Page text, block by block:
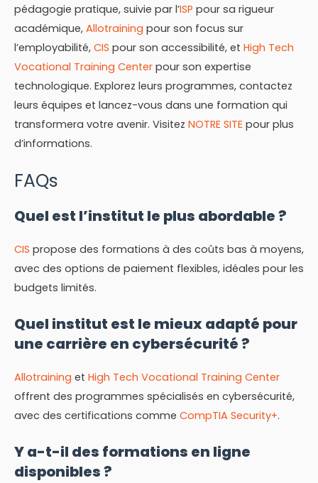
pédagogie pratique, suivie par l’ISP pour sa rigueur
académique, Allotraining pour son focus sur
l’employabilité, CIS pour son accessibilité, et High Tech
Vocational Training Center pour son expertise
technologique. Explorez leurs programmes, contactez
leurs équipes et lancez-vous dans une formation qui
transformera votre avenir. Visitez NOTRE SITE pour plus
d’informations.
FAQs
Quel est l’institut le plus abordable ?
CIS propose des formations à des coûts bas à moyens,
avec des options de paiement flexibles, idéales pour les
budgets limités.
Quel institut est le mieux adapté pour
une carrière en cybersécurité ?
Allotraining et High Tech Vocational Training Center
offrent des programmes spécialisés en cybersécurité,
avec des certifications comme CompTIA Security+.
Y a-t-il des formations en ligne
disponibles ?